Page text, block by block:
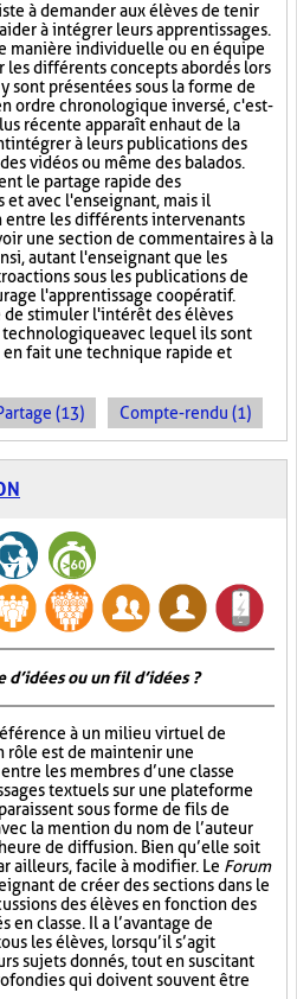
à demander aux élèves de tenir
à intégrer leurs apprentissages.
manière individuelle ou en équipe
différents concepts abordés lors
sont présentées sous la forme de
ordre chronologique inversé, c'est-
récente apparaît en haut de la
intégrer à leurs publications des
vidéos ou même des balados.
le partage rapide des
avec l'enseignant, mais il
entre les différents intervenants
une section de commentaires à la
autant l'enseignant que les
sous les publications de
l'apprentissage coopératif.
stimuler l'intérêt des élèves
avec lequel ils sont
fait une technique rapide et
(13) Compte-rendu (1)
d’idées ou un fil d’idées ?
à un milieu virtuel de
rôle est de maintenir une
les membres d’une classe
textuels sur une plateforme
sous forme de fils de
la mention du nom de l’auteur
de diffusion. Bien qu’elle soit
ailleurs, facile à modifier. Le Forum
de créer des sections dans le
des élèves en fonction des
en classe. Il a l’avantage de
les élèves, lorsqu’il s’agit
sujets donnés, tout en suscitant
qui doivent souvent être